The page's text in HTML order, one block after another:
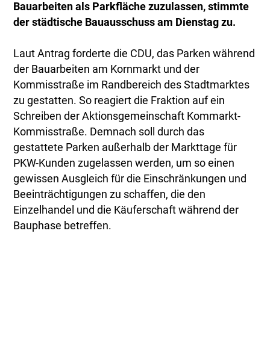
Bauarbeiten als Parkfläche zuzulassen, stimmte
der städtische Bauausschuss am Dienstag zu.
Laut Antrag forderte die CDU, das Parken während
der Bauarbeiten am Kornmarkt und der
Kommisstraße im Randbereich des Stadtmarktes
zu gestatten. So reagiert die Fraktion auf ein
Schreiben der Aktionsgemeinschaft Kommarkt-
Kommisstraße. Demnach soll durch das
gestattete Parken außerhalb der Markttage für
PKW-Kunden zugelassen werden, um so einen
gewissen Ausgleich für die Einschränkungen und
Beeinträchtigungen zu schaffen, die den
Einzelhandel und die Käuferschaft während der
Bauphase betreffen.